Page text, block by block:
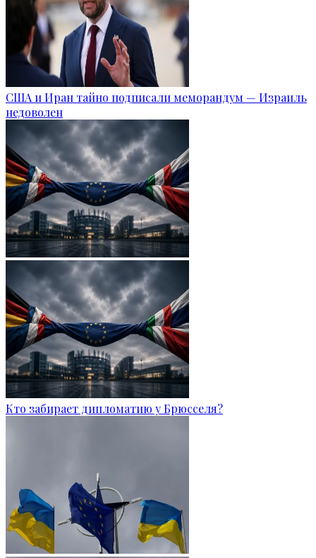
США и Иран тайно подписали меморандум — Израиль
недоволен
Кто забирает дипломатию у Брюсселя?